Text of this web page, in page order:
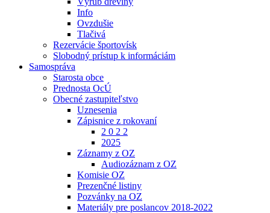
Info
Ovzdušie
Tlačivá
Rezervácie športovísk
Slobodný prístup k informáciám
Samospráva
Starosta obce
Prednosta OcÚ
Obecné zastupiteľstvo
Uznesenia
Zápisnice z rokovaní
2 0 2 2
2025
Záznamy z OZ
Audiozáznam z OZ
Komisie OZ
Prezenčné listiny
Pozvánky na OZ
Materiály pre poslancov 2018-2022